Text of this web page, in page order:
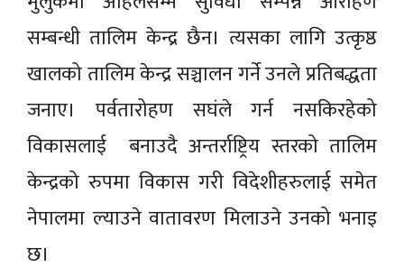
सम्बन्धी तालिम केन्द्र छैन। त्यसका लागि उत्कृष्ठ
खालको तालिम केन्द्र सञ्चालन गर्ने उनले प्रतिबद्धता
जनाए। पर्वतारोहण सघंले गर्न नसकिरहेको
विकासलाई बनाउदै अन्तर्राष्ट्रिय स्तरको तालिम
केन्द्रको रुपमा विकास गरी विदेशीहरुलाई समेत
नेपालमा ल्याउने वातावरण मिलाउने उनको भनाइ
छ।